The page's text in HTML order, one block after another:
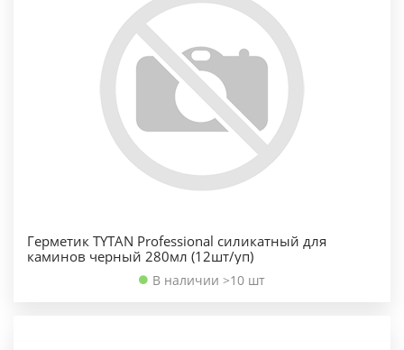
Герметик TYTAN Professional силикатный для
каминов черный 280мл (12шт/уп)
В наличии >10 шт